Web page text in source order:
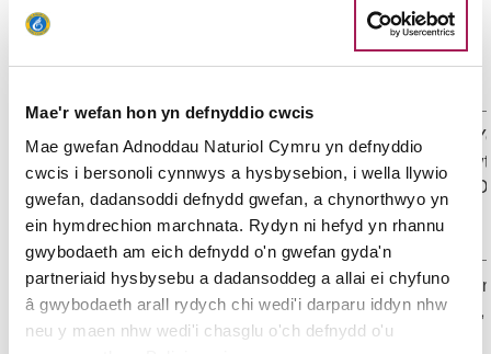
Mae'r wefan hon yn defnyddio cwcis
Mae gwefan Adnoddau Naturiol Cymru yn defnyddio
cwcis i bersonoli cynnwys a hysbysebion, i wella llywio
gwefan, dadansoddi defnydd gwefan, a chynorthwyo yn
ein hymdrechion marchnata. Rydyn ni hefyd yn rhannu
gwybodaeth am eich defnydd o'n gwefan gyda'n
partneriaid hysbysebu a dadansoddeg a allai ei chyfuno
â gwybodaeth arall rydych chi wedi'i darparu iddyn nhw
neu y maen nhw wedi'i chasglu o'ch defnydd o'u
Let's Go Walking Ltd
Tarka Cottage,
Lane, North
Devon, EX20
Nature’s Work
Tal y Bont,
Gogledd Cymru,
3YA